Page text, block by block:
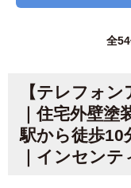
全
【テレフォ
｜住宅外壁
駅から徒歩10
｜インセン